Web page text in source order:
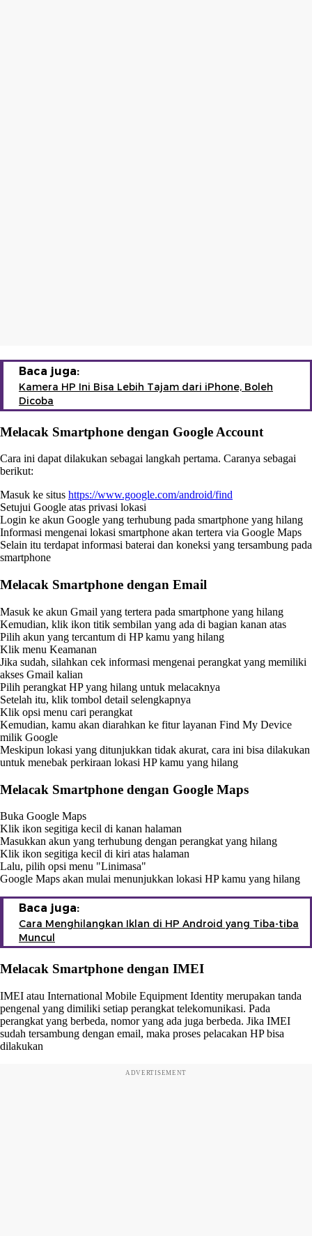
Baca juga:
Kamera HP Ini Bisa Lebih Tajam dari iPhone, Boleh
Dicoba
Melacak Smartphone dengan Google Account
Cara ini dapat dilakukan sebagai langkah pertama. Caranya sebagai
berikut:
Masuk ke situs https://www.google.com/android/find
Setujui Google atas privasi lokasi
Login ke akun Google yang terhubung pada smartphone yang hilang
Informasi mengenai lokasi smartphone akan tertera via Google Maps
Selain itu terdapat informasi baterai dan koneksi yang tersambung pada
smartphone
Melacak Smartphone dengan Email
Masuk ke akun Gmail yang tertera pada smartphone yang hilang
Kemudian, klik ikon titik sembilan yang ada di bagian kanan atas
Pilih akun yang tercantum di HP kamu yang hilang
Klik menu Keamanan
Jika sudah, silahkan cek informasi mengenai perangkat yang memiliki
akses Gmail kalian
Pilih perangkat HP yang hilang untuk melacaknya
Setelah itu, klik tombol detail selengkapnya
Klik opsi menu cari perangkat
Kemudian, kamu akan diarahkan ke fitur layanan Find My Device
milik Google
Meskipun lokasi yang ditunjukkan tidak akurat, cara ini bisa dilakukan
untuk menebak perkiraan lokasi HP kamu yang hilang
Melacak Smartphone dengan Google Maps
Buka Google Maps
Klik ikon segitiga kecil di kanan halaman
Masukkan akun yang terhubung dengan perangkat yang hilang
Klik ikon segitiga kecil di kiri atas halaman
Lalu, pilih opsi menu "Linimasa"
Google Maps akan mulai menunjukkan lokasi HP kamu yang hilang
Baca juga:
Cara Menghilangkan Iklan di HP Android yang Tiba-tiba
Muncul
Melacak Smartphone dengan IMEI
IMEI atau International Mobile Equipment Identity merupakan tanda
pengenal yang dimiliki setiap perangkat telekomunikasi. Pada
perangkat yang berbeda, nomor yang ada juga berbeda. Jika IMEI
sudah tersambung dengan email, maka proses pelacakan HP bisa
dilakukan
ADVERTISEMENT